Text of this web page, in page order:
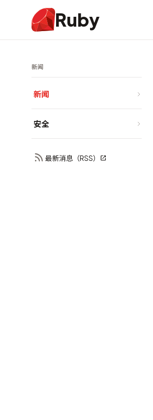
Ruby
新闻
新闻
安全
最新消息（RSS）